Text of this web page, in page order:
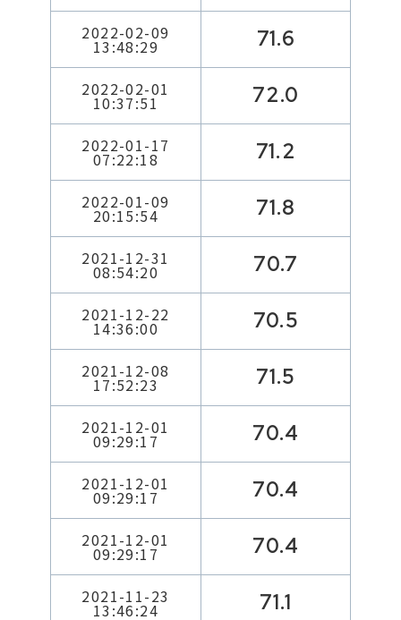
2022-02-09
13:48:29 71.6
2022-02-01
10:37:51 72.0
2022-01-17
07:22:18 71.2
2022-01-09
20:15:54 71.8
2021-12-31
08:54:20 70.7
2021-12-22
14:36:00 70.5
2021-12-08
17:52:23 71.5
2021-12-01
09:29:17 70.4
2021-12-01
09:29:17 70.4
2021-12-01
09:29:17 70.4
2021-11-23
13:46:24 71.1